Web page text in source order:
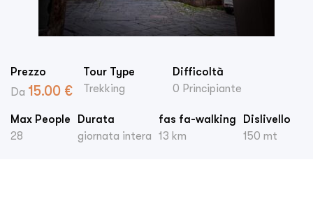
Prezzo
Da 15.00 €
Tour Type
Trekking
Difficoltà
0 Principiante
Max People
28
Durata
giornata intera
fas fa-walking
13 km
Dislivello
150 mt